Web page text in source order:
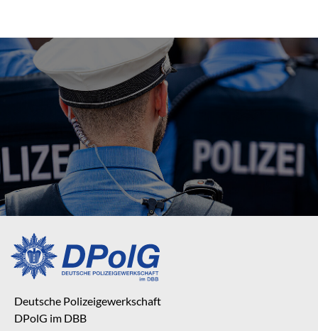
Deutsche Polizeigewerkschaft
DPolG im DBB